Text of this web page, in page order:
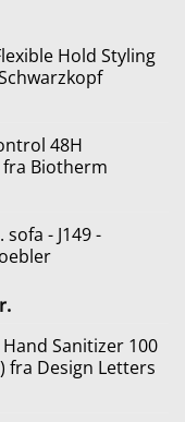
Hold Styling
48H
Biotherm
- J149 -
Den
pris
er:
Sanitizer 100
fra Design Letters